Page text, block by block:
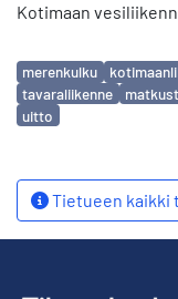
Kotimaan
Avainsanat
merenkulku
tavaraliikenne
uitto
Tietueen kaikki